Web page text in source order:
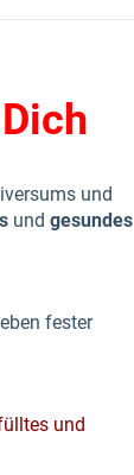
und
und gesundes
fester
und